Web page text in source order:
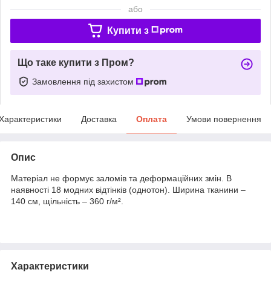
або
Купити з
Що таке купити з Пром?
Замовлення під захистом
Доставка Оплата Умови повернення
Опис
Матеріал не формує заломів та деформаційних змін. В
наявності 18 модних відтінків (однотон). Ширина тканини –
140 см, щільність – 360 г/м².
Характеристики